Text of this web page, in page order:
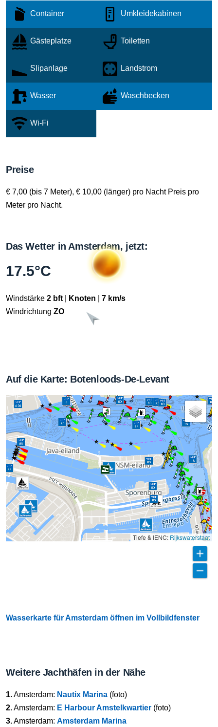
Container Umkleidekabinen
Gästeplatze Toiletten
Slipanlage Landstrom
Wasser Waschbecken
Wi-Fi
Preise
€ 7,00 (bis 7 Meter), € 10,00 (länger) pro Nacht Preis pro
Meter pro Nacht.
Das Wetter in Amsterdam, jetzt:
17.5°C
Windstärke 2 bft Knoten
7 km/s
Windrichtung ZO
Auf die Karte: Botenloods-De-Levant
Tiefe & IENC: Rijkswaterstaat
Wasserkarte für Amsterdam öffnen im Vollbildfenster
Weitere Jachthäfen in der Nähe
1.Amsterdam: Nautix Marina (foto)
2.Amsterdam: E Harbour Amstelkwartier (foto)
3.Amsterdam: Amsterdam Marina